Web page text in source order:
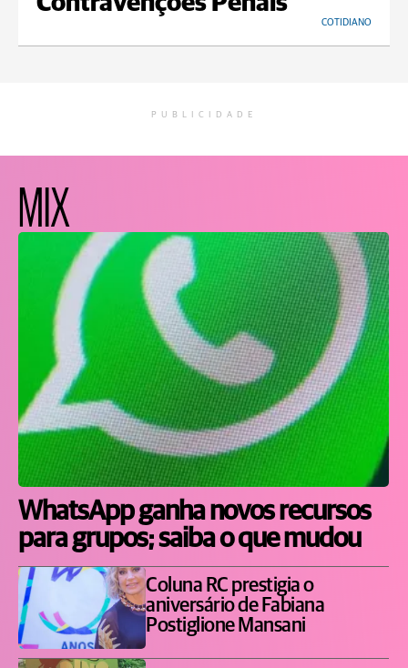
COTIDIANO
PUBLICIDADE
MIX
WhatsApp ganha novos recursos
para grupos; saiba o que mudou
Coluna RC prestigia o
aniversário de Fabiana
Postiglione Mansani